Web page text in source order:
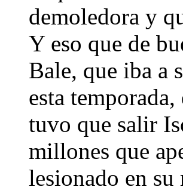
demoledora y
Y eso que de
Bale, que iba a
esta
tuvo que salir
millones que
lesionado en